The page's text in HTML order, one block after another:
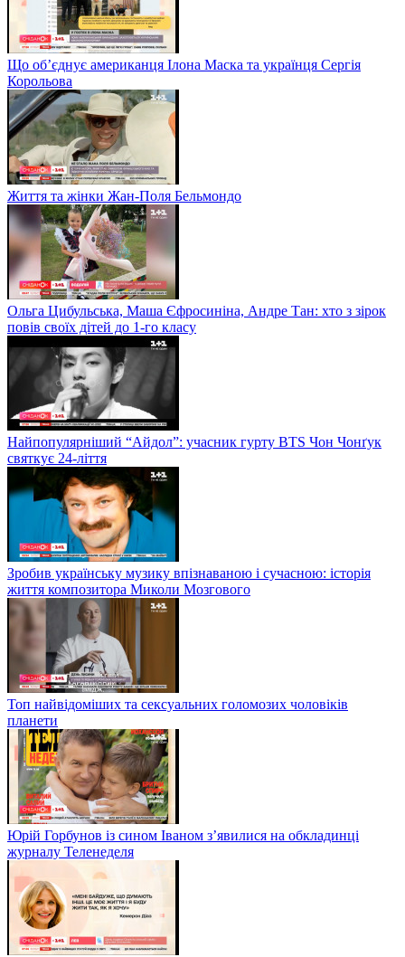
Що об’єднує американця Ілона Маска та українця Сергія
Корольова
Життя та жінки Жан-Поля Бельмондо
Ольга Цибульська, Маша Єфросиніна, Андре Тан: хто з зірок
повів своїх дітей до 1-го класу
Найпопулярніший “Айдол”: учасник гурту BTS Чон Чонґук
святкує 24-ліття
Зробив українську музику впізнаваною і сучасною: історія
життя композитора Миколи Мозгового
Топ найвідоміших та сексуальних голомозих чоловіків
планети
Юрій Горбунов із сином Іваном з’явилися на обкладинці
журналу Теленеделя